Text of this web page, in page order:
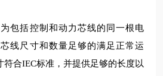
包括控制和动力芯线的同一根电
线尺寸和数量足够的满足正常运
符合IEC标准，并提供足够的长度以